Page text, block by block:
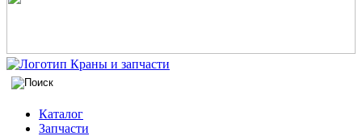
Каталог
Запчасти